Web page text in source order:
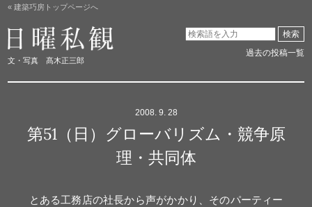
日曜私観
文・写真 髙木正三郎
検索
過去の投稿一覧
« 建築巧房トップページへ
2008. 9. 28
第51（日）グローバリズム・競争原
理・共同体
とある工務店の社長から声がかかり、そのパーティー